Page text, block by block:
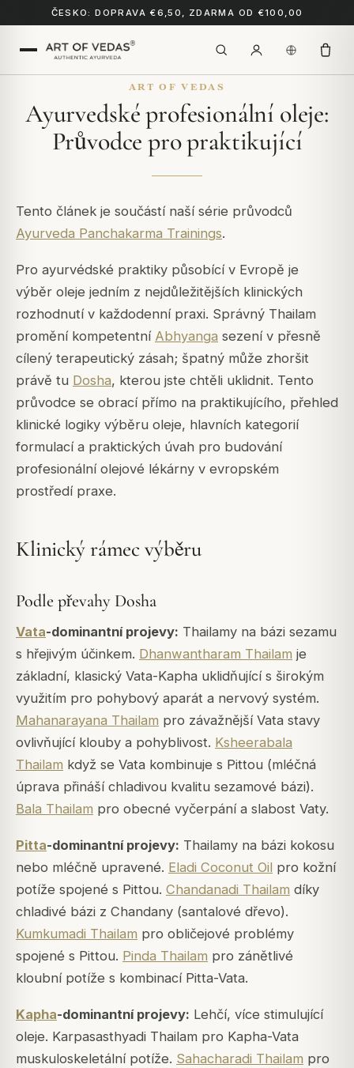
ČESKO: DOPRAVA €6,50, ZDARMA OD €100,00
ART OF VEDAS
Ayurvedské profesionální oleje:
Průvodce pro praktikující
Tento článek je součástí naší série průvodců
Ayurveda Panchakarma Trainings.
Pro ayurvédské praktiky působící v Evropě je
výběr oleje jedním z nejdůležitějších klinických
rozhodnutí v každodenní praxi. Správný Thailam
promění kompetentní Abhyanga sezení v přesně
cílený terapeutický zásah; špatný může zhoršit
právě tu Dosha, kterou jste chtěli uklidnit. Tento
průvodce se obrací přímo na praktikujícího, přehled
klinické logiky výběru oleje, hlavních kategorií
formulací a praktických úvah pro budování
profesionální olejové lékárny v evropském
prostředí praxe.
Klinický rámec výběru
Podle převahy Dosha
Vata-dominantní projevy: Thailamy na bázi sezamu
s hřejivým účinkem. Dhanwantharam Thailam je
základní, klasický Vata-Kapha uklidňující s širokým
využitím pro pohybový aparát a nervový systém.
Mahanarayana Thailam pro závažnější Vata stavy
ovlivňující klouby a pohyblivost. Ksheerabala
Thailam když se Vata kombinuje s Pittou (mléčná
úprava přináší chladivou kvalitu sezamové bázi).
Bala Thailam pro obecné vyčerpání a slabost Vaty.
Pitta-dominantní projevy: Thailamy na bázi kokosu
nebo mléčně upravené. Eladi Coconut Oil pro kožní
potíže spojené s Pittou. Chandanadi Thailam díky
chladivé bázi z Chandany (santalové dřevo).
Kumkumadi Thailam pro obličejové problémy
spojené s Pittou. Pinda Thailam pro zánětlivé
kloubní potíže s kombinací Pitta-Vata.
Kapha-dominantní projevy: Lehčí, více stimulující
oleje. Karpasasthyadi Thailam pro Kapha-Vata
muskuloskeletální potíže. Sahacharadi Thailam pro